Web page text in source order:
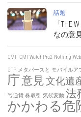
話題
「THE
なの意
CMF CMFWatchPro2 Nothing
GTP メタバースと モバイルア
庁意見文化遺
号通貨 株取引 気候変動 法
かかわる危